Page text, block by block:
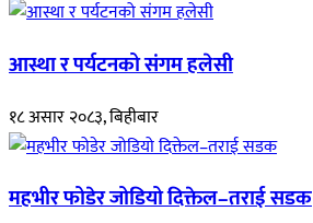
आस्था र पर्यटनको संगम हलेसी
१८ असार २०८३, बिहीबार
महभीर फोडेर जोडियो दिक्तेल–तराई सडक